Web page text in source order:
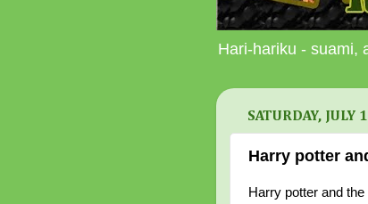
Hari-hariku - suami,
SATURDAY, JULY
Harry potter
Harry potter and